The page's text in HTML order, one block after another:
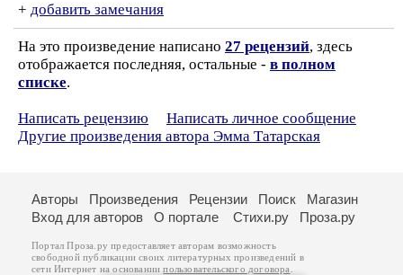
+ добавить замечания
На это произведение написано 27 рецензий, здесь
отображается последняя, остальные - в полном
списке.
Написать рецензию
Написать личное сообщение
Другие произведения автора Эмма Татарская
Авторы Произведения Рецензии Поиск
Магазин
Вход для авторов
О портале Стихи.ру Проза.ру
Портал Проза.ру предоставляет авторам возможность
свободной публикации своих литературных произведений в
сети Интернет на основаниипользовательского договора